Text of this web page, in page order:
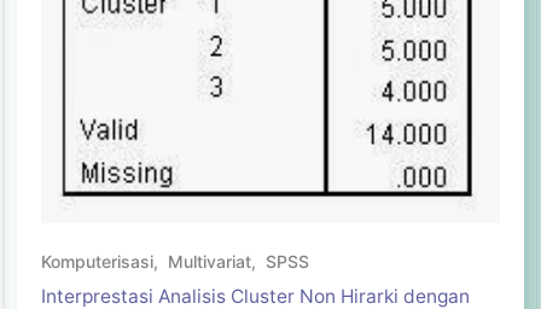
Komputerisasi, Multivariat, SPSS
Interprestasi Analisis Cluster Non Hirarki dengan